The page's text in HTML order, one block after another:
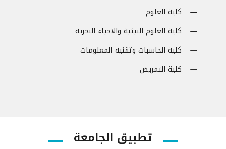
كلية العلوم
كلية العلوم البيئية والاحياء البحرية
كلية الحاسبات وتقنية المعلومات
كلية التمريض
تطبيق الجامعة